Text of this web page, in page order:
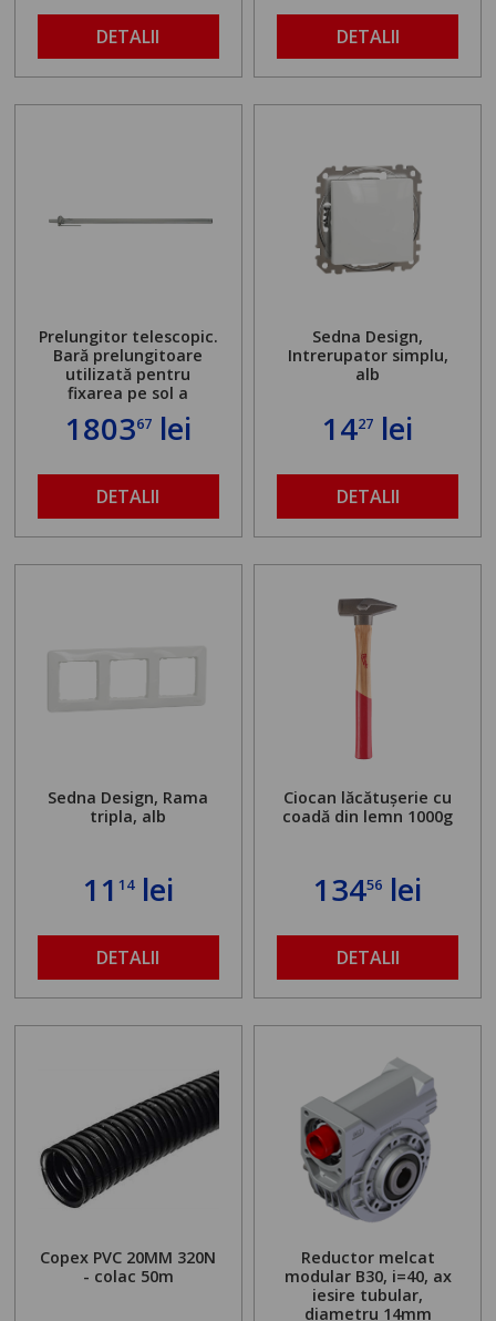
DETALII DETALII
Prelungitor telescopic.
Bară prelungitoare
utilizată pentru
fixarea pe sol a
standului mașinii de
găurit în locul
maximă admisă de 500
kg și înălțime reglabilă
de la 1,8 la 2,9 m
180367lei
DETALII
Sedna Design,
Intrerupator simplu,
alb
1427 lei
DETALII
Sedna Design, Rama
tripla, alb
11 14lei
DETALII
Ciocan lăcătușerie cu
coadă din lemn 1000g
13456 lei
DETALII
Copex PVC 20MM 320N
- colac 50m
Reductor melcat
modular B30, i=40, ax
iesire tubular,
diametru 14mm